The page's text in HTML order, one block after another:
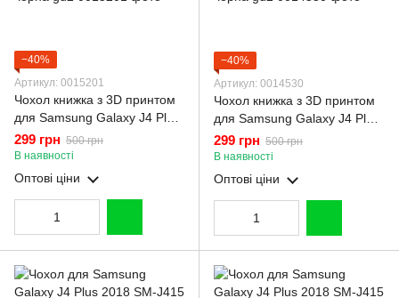
−40%
Артикул: 0015201
Чохол книжка з 3D принтом
для Samsung Galaxy J4 Plus
2018 (SM-J415) з екошкіри із
підставкою та магнитом
чорна gd2
299 грн 500 грн
В наявності
Оптові ціни
−40%
Артикул: 0014530
Чохол книжка з 3D принтом
для Samsung Galaxy J4 Plus
2018 (SM-J415) з екошкіри із
підставкою та магнитом
чорна gd2
299 грн 500 грн
В наявності
Оптові ціни